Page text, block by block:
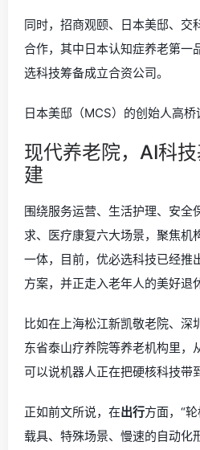
同时，招商观颐、日本美邸、交
合作，其中日本认知症养老第一
选科技筹备成立合资公司。
日本美邸（MCS）的创始人高桥
现代养老院，AI科
建
围绕服务运营、生活护理、安全
求、医疗康复六大场景，聚焦机
一体，目前，优必选科技已经推
方案，并正走入老年人的美好退
比如在上海松江新凯敬老院、深
东省泰山疗养院等养老机构里，
可以说机器人正在把硬核科技带
正如前文所说，在出行方面，“
载具、特殊场景、慢速的自动